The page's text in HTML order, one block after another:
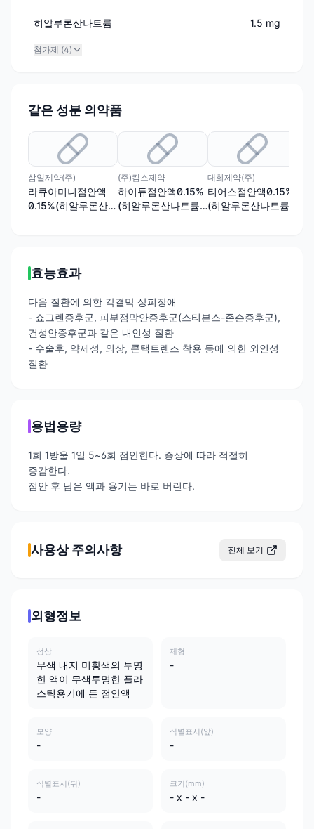
히알루론산나트륨 1.5 mg
첨가제 (4)
같은 성분 의약품
삼일제약(주)
라큐아미니점안액
0.15%(히알루론산나
(주)킴스제약
하이듀점안액0.15%
(히알루론산나트륨)
대화제약(주)
티어스점안액0.15%
(히알루론산나트륨)
효능효과
다음 질환에 의한 각결막 상피장애
- 쇼그렌증후군, 피부점막안증후군(스티븐스-존슨증후군),
건성안증후군과 같은 내인성 질환
- 수술후, 약제성, 외상, 콘택트렌즈 착용 등에 의한 외인성
질환
용법용량
1회 1방울 1일 5~6회 점안한다. 증상에 따라 적절히
증감한다.
점안 후 남은 액과 용기는 바로 버린다.
사용상 주의사항 전체 보기
외형정보
성상
무색 내지 미황색의 투명
한 액이 무색투명한 플라
스틱용기에 든 점안액
제형
-
모양
-
식별표시(앞)
-
식별표시(뒤)
-
크기(mm)
- x - x -